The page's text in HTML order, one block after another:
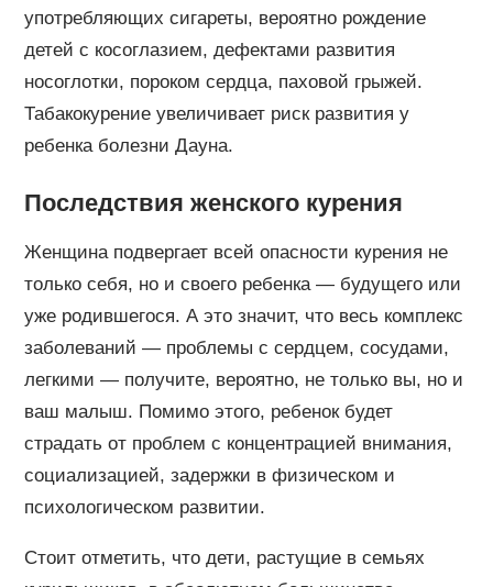
употребляющих сигареты, вероятно рождение
детей с косоглазием, дефектами развития
носоглотки, пороком сердца, паховой грыжей.
Табакокурение увеличивает риск развития у
ребенка болезни Дауна.
Последствия женского курения
Женщина подвергает всей опасности курения не
только себя, но и своего ребенка — будущего или
уже родившегося. А это значит, что весь комплекс
заболеваний — проблемы с сердцем, сосудами,
легкими — получите, вероятно, не только вы, но и
ваш малыш. Помимо этого, ребенок будет
страдать от проблем с концентрацией внимания,
социализацией, задержки в физическом и
психологическом развитии.
Стоит отметить, что дети, растущие в семьях